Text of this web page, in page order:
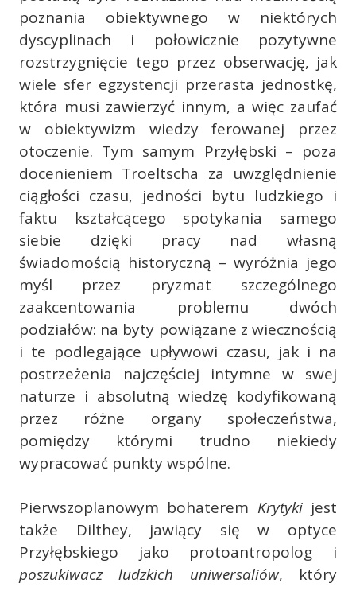
poznania obiektywnego w niektórych
dyscyplinach i połowicznie pozytywne
rozstrzygnięcie tego przez obserwację, jak
wiele sfer egzystencji przerasta jednostkę,
która musi zawierzyć innym, a więc zaufać
w obiektywizm wiedzy ferowanej przez
otoczenie. Tym samym Przyłębski – poza
docenieniem Troeltscha za uwzględnienie
ciągłości czasu, jedności bytu ludzkiego i
faktu kształcącego spotykania samego
siebie dzięki pracy nad własną
świadomością historyczną – wyróżnia jego
myśl przez pryzmat szczególnego
zaakcentowania problemu dwóch
podziałów: na byty powiązane z wiecznością
i te podlegające upływowi czasu, jak i na
postrzeżenia najczęściej intymne w swej
naturze i absolutną wiedzę kodyfikowaną
przez różne organy społeczeństwa,
pomiędzy którymi trudno niekiedy
wypracować punkty wspólne.
Pierwszoplanowym bohaterem Krytyki jest
także Dilthey, jawiący się w optyce
Przyłębskiego jako protoantropolog i
poszukiwacz ludzkich uniwersaliów, który